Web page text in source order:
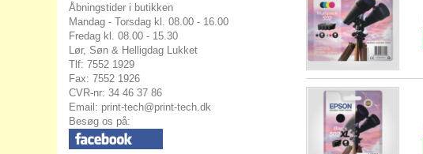
Åbningstider i butikken
Mandag - Torsdag kl. 08.00 - 16.00
Fredag kl. 08.00 - 15.30
Lør, Søn & Helligdag Lukket
Tlf: 7552 1929
Fax: 7552 1926
CVR-nr: 34 46 37 86
Email: print-tech@print-tech.dk
Besøg os på: